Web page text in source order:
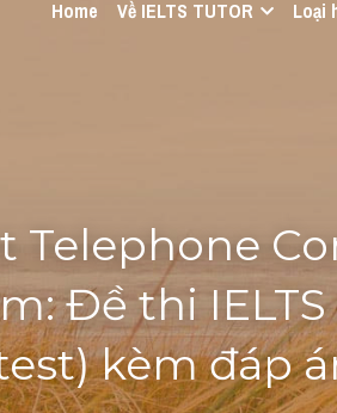
Home Về IELTS TUTOR Loại
Telephone
Đề thi IELTS
kèm đáp